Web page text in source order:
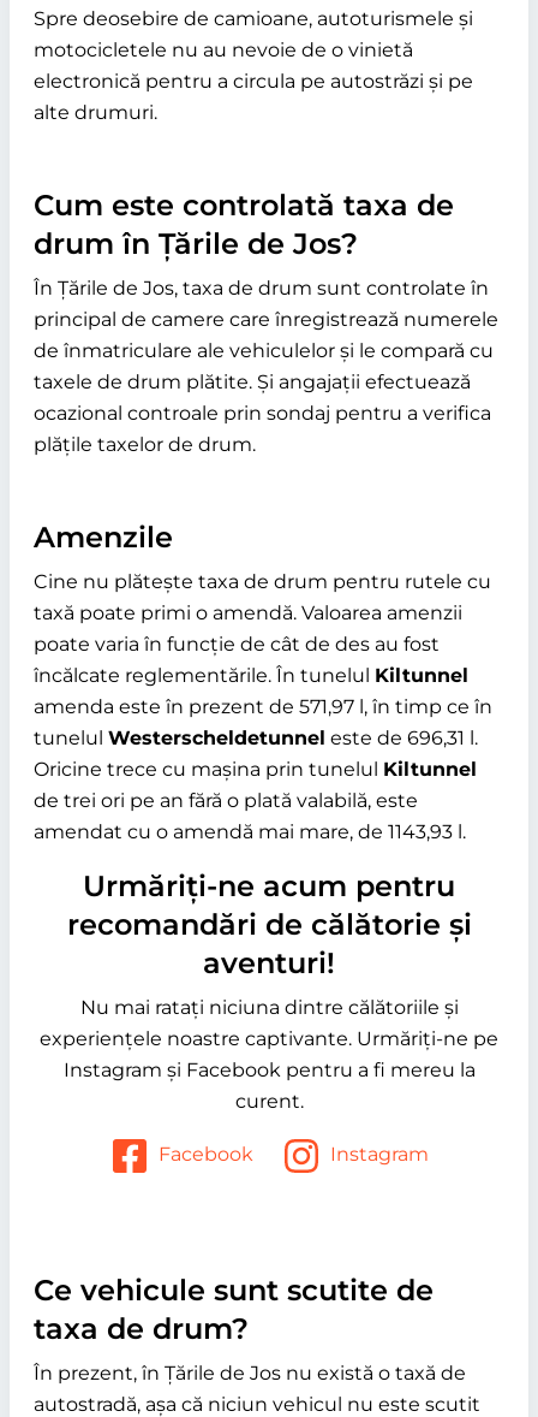
Spre deosebire de camioane, autoturismele și
motocicletele nu au nevoie de o vinietă
electronică pentru a circula pe autostrăzi și pe
alte drumuri.
Cum este controlată taxa de
drum în Țările de Jos?
În Țările de Jos, taxa de drum sunt controlate în
principal de camere care înregistrează numerele
de înmatriculare ale vehiculelor și le compară cu
taxele de drum plătite. Și angajații efectuează
ocazional controale prin sondaj pentru a verifica
plățile taxelor de drum.
Amenzile
Cine nu plătește taxa de drum pentru rutele cu
taxă poate primi o amendă. Valoarea amenzii
poate varia în funcție de cât de des au fost
încălcate reglementările. În tunelul Kiltunnel
amenda este în prezent de 571,97 l, în timp ce în
tunelul Westerscheldetunnel este de 696,31 l.
Oricine trece cu mașina prin tunelul Kiltunnel
de trei ori pe an fără o plată valabilă, este
amendat cu o amendă mai mare, de 1143,93 l.
Urmăriți-ne acum pentru
recomandări de călătorie și
aventuri!
Nu mai ratați niciuna dintre călătoriile și
experiențele noastre captivante. Urmăriți-ne pe
Instagram și Facebook pentru a fi mereu la
curent.
Facebook Instagram
Ce vehicule sunt scutite de
taxa de drum?
În prezent, în Țările de Jos nu există o taxă de
autostradă, așa că niciun vehicul nu este scutit